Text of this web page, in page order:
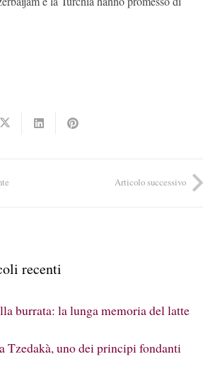
Articolo successivo
recenti
burrata: la lunga memoria del latte
Tzedakà, uno dei principi fondanti